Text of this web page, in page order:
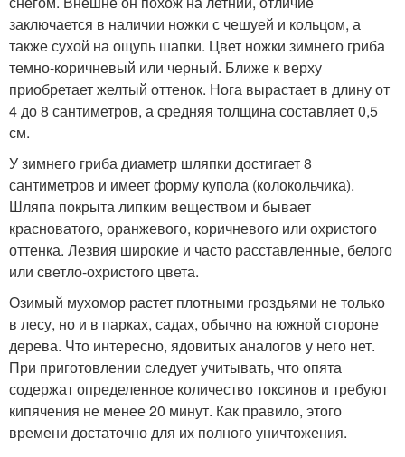
заключается в наличии ножки с чешуей и кольцом, а
также сухой на ощупь шапки. Цвет ножки зимнего гриба
темно-коричневый или черный. Ближе к верху
приобретает желтый оттенок. Нога вырастает в длину от
4 до 8 сантиметров, а средняя толщина составляет 0,5
см.
У зимнего гриба диаметр шляпки достигает 8
сантиметров и имеет форму купола (колокольчика).
Шляпа покрыта липким веществом и бывает
красноватого, оранжевого, коричневого или охристого
оттенка. Лезвия широкие и часто расставленные, белого
или светло-охристого цвета.
Озимый мухомор растет плотными гроздьями не только
в лесу, но и в парках, садах, обычно на южной стороне
дерева. Что интересно, ядовитых аналогов у него нет.
При приготовлении следует учитывать, что опята
содержат определенное количество токсинов и требуют
кипячения не менее 20 минут. Как правило, этого
времени достаточно для их полного уничтожения.